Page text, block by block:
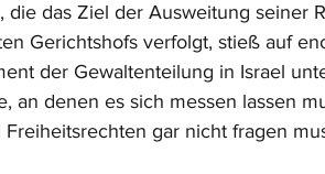
die das Ziel der Ausweitung seiner
Gerichtshofs verfolgt, stieß auf
der Gewaltenteilung in Israel
an denen es sich messen lassen
gar nicht fragen